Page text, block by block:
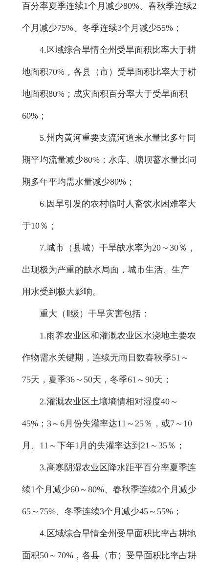
百分率夏季连续1个月减少80%、春秋季连续2
个月减少75%、冬季连续3个月减少55%；
4.区域综合旱情全州受旱面积比率大于耕
地面积70%，各县（市）受旱面积比率大于耕
地面积80%；成灾面积百分率大于受旱面积
60%；
5.州内黄河重要支流河道来水量比多年同
期平均流量减少80%；水库、塘坝蓄水量比同
期多年平均需水量减少80%；
6.因旱引发的农村临时人畜饮水困难率大
于10％；
7.城市（县城）干旱缺水率为20～30％，
出现极为严重的缺水局面，城市生活、生产
用水受到极大影响。
重大（Ⅱ级）干旱灾害包括：
1.雨养农业区和灌溉农业区水浇地主要农
作物需水关键期，连续无雨日数春秋季51～
75天，夏季36～50天，冬季61～90天；
2.灌溉农业区土壤墒情相对湿度40～
45%；3～6月份失灌率达11～25％，或7～10
月、11～下年1月的失灌率达到21～35％；
3.高寒阴湿农业区降水距平百分率夏季连
续1个月减少60～80%、春秋季连续2个月减少
65～75%、冬季连续3个月减少45～55%；
4.区域综合旱情全州受旱面积比率占耕地
面积50～70%，各县（市）受旱面积比率占耕